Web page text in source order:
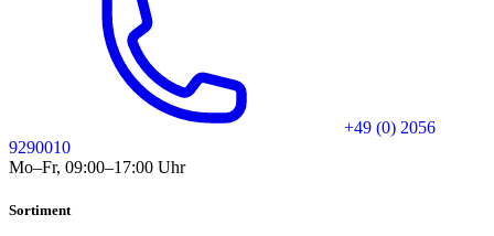
+49 (0) 2056
9290010
Mo–Fr, 09:00–17:00 Uhr
Sortiment